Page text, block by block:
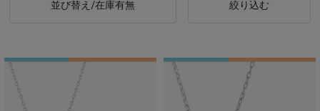
並び替え/在庫有無 絞り込む